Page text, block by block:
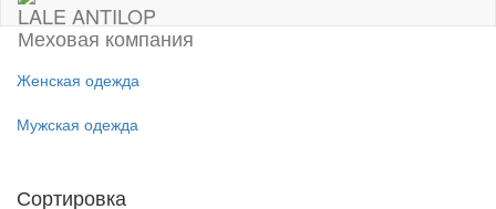
LALE ANTILOP
Меховая компания
Женская одежда
Мужская одежда
Сортировка